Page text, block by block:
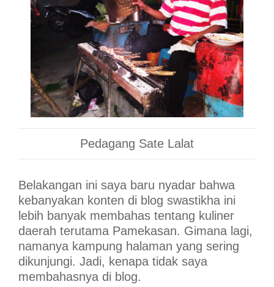
Pedagang Sate Lalat
Belakangan ini saya baru nyadar bahwa
kebanyakan konten di blog swastikha ini
lebih banyak membahas tentang kuliner
daerah terutama Pamekasan. Gimana lagi,
namanya kampung halaman yang sering
dikunjungi. Jadi, kenapa tidak saya
membahasnya di blog.